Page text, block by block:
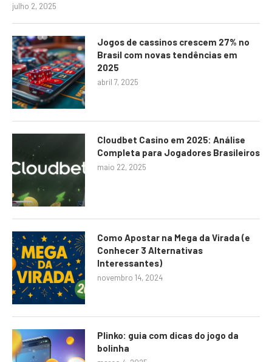
julho 2, 2025
Jogos de cassinos crescem 27% no
Brasil com novas tendências em
2025
abril 7, 2025
Cloudbet Casino em 2025: Análise
Completa para Jogadores Brasileiros
maio 22, 2025
Como Apostar na Mega da Virada (e
Conhecer 3 Alternativas
Interessantes)
novembro 14, 2024
Plinko: guia com dicas do jogo da
bolinha